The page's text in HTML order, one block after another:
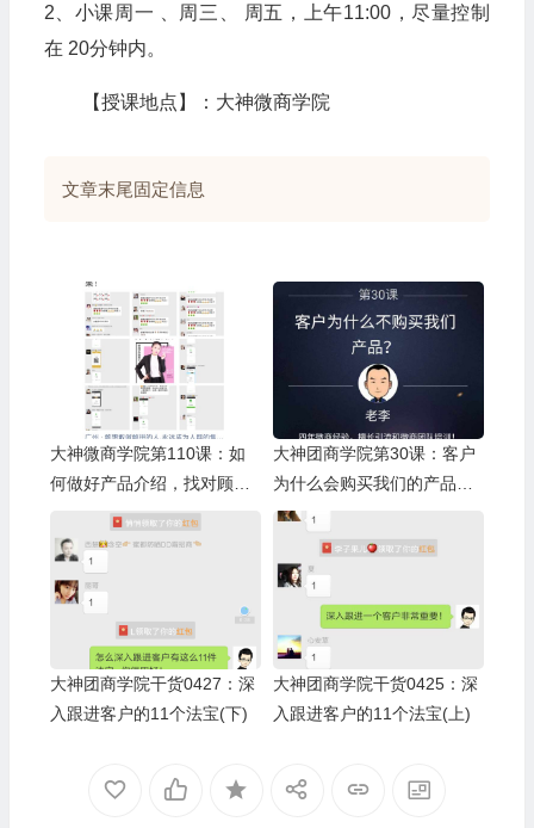
2、小课周一 、周三、 周五，上午11:00，尽量控制
在 20分钟内。
【授课地点】：大神微商学院
文章末尾固定信息
大神微商学院第110课：如
何做好产品介绍，找对顾客
大神团商学院第30课：客户
为什么会购买我们的产品？
让你的客户转化率提升一倍
大神团商学院干货0427：深
入跟进客户的11个法宝(下)
大神团商学院干货0425：深
入跟进客户的11个法宝(上)